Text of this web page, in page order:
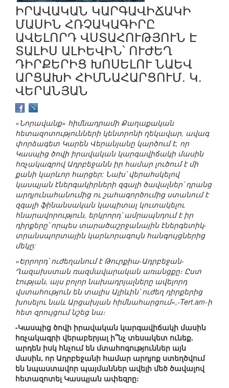
ԻՐԱՎԱԿԱՆ ԿԱՐԳԱՎԻՃԱԿԻ
ՄԱՍԻՆ ՀՌՉԱԿԱԳԻՐԸ
ԱՎԵԼՈՐԴ ՎՍՏԱՀՈՒԹՅՈՒՆ Է
ՏԱԼԻՍ ԱԼԻԵՎԻՆ՝ ՈՒԺԵՂ
ԴԻՐՔԵՐԻՑ ԽՈՍԵԼՈՒ ՆԱԵՎ
ԱՐՑԱԽԻ ՀԻՄՆԱՀԱՐՑՈՒՄ. Կ.
ՎԵՐԱՆՅԱՆ
«Նորավանք» հիմնադրամի Քաղաքական
հետազոտությունների կենտրոնի ղեկավար, ավագ
փորձագետ Կարեն Վերանյանը կարծում է, որ
Կասպից ծովի իրավական կարգավիճակի մասին
հռչակագրով Ադրբեջանն իր համար լուծում է մի
քանի կարևոր հարցեր: Նախ՝ վերահսկելով
կասպյան էներգակիրների զգալի ծավալներ՝ դրանց
արդյունահանումից ու շահագործումից ստանում է
զգալի ֆինանսական կապիտալ կուտակելու
հնարավորություն, երկրորդ՝ ամրապնդում է իր
դիրքերը՝ որպես տարածաշրջանային էներգետիկ-
տրանսպորտային կարևորագույն հանգույցներից
մեկը:
«Երրորդ՝ ուժեղանում է Թուրքիա-Ադրբեջան-
Ղազախստան ռազմավարական առանցքը։ Ըստ
էության, այս բոլոր նախադրյալները ավելորդ
վստահություն են տալիս Ալիևին՝ ուժեղ դիրքերից
խոսելու նաև Արցախյան հիմնահարցում»,-Tert.am-ի
հետ զրույցում նշեց նա։
-Կասպից ծովի իրավական կարգավիճակի մասին
հռչակագրի վերաբերյալ ի՞նչ տեսակետ ունեք.
արդեն իսկ հնչում են մտահոգություններ այն
մասին, որ Ադրբեջանի համար արդյոք ստեղծվում
են նպաստավոր պայմաններ ավելի մեծ ծավալով
հետազոտել Կասպյան ափեզրը: